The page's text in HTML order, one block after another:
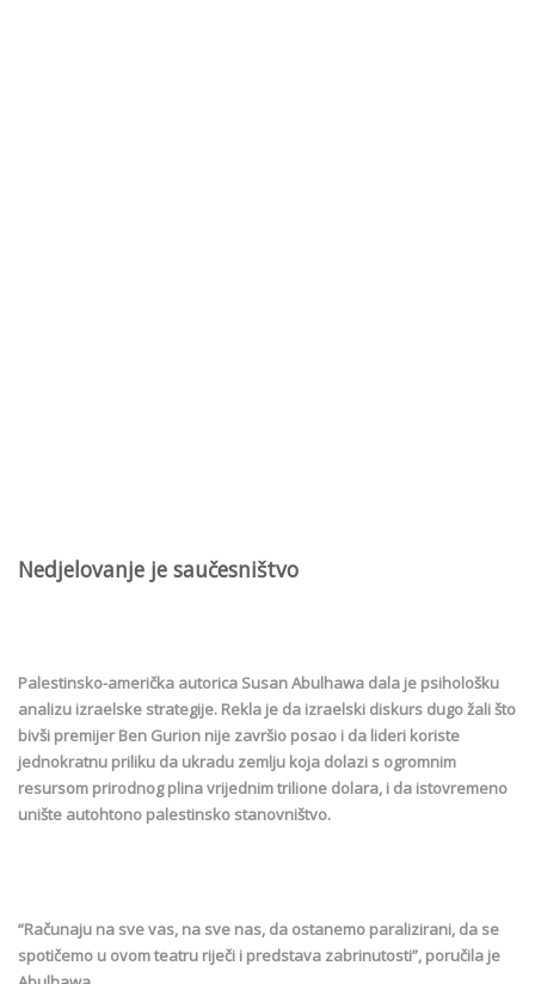
Nedjelovanje je saučesništvo
Palestinsko-američka autorica Susan Abulhawa dala je psihološku
analizu izraelske strategije. Rekla je da izraelski diskurs dugo žali što
bivši premijer Ben Gurion nije završio posao i da lideri koriste
jednokratnu priliku da ukradu zemlju koja dolazi s ogromnim
resursom prirodnog plina vrijednim trilione dolara, i da istovremeno
unište autohtono palestinsko stanovništvo.
“Računaju na sve vas, na sve nas, da ostanemo paralizirani, da se
spotičemo u ovom teatru riječi i predstava zabrinutosti”, poručila je